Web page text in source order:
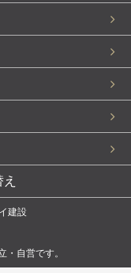
建設
・自営です。